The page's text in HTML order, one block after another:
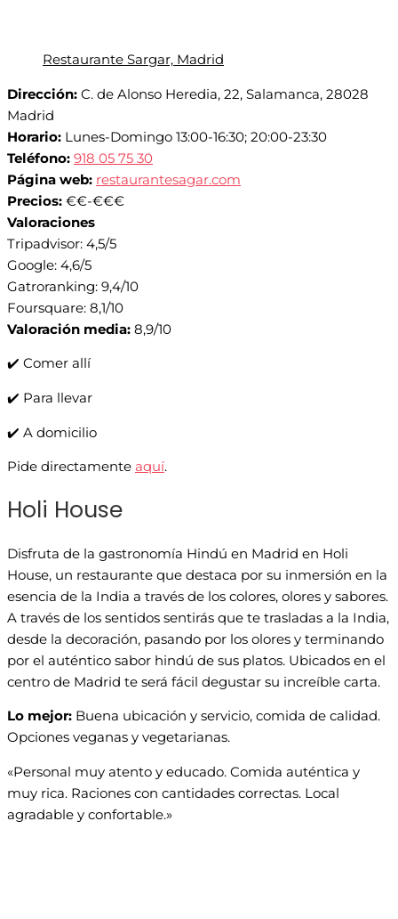
Restaurante Sargar, Madrid
Dirección: C. de Alonso Heredia, 22, Salamanca, 28028
Madrid
Horario: Lunes-Domingo 13:00-16:30; 20:00-23:30
Teléfono: 918 05 75 30
Página web: restaurantesagar.com
Precios: €€-€€€
Valoraciones
Tripadvisor: 4,5/5
Google: 4,6/5
Gatroranking: 9,4/10
Foursquare: 8,1/10
Valoración media: 8,9/10
✔️ Comer allí
✔️ Para llevar
✔️ A domicilio
Pide directamente aquí.
Holi House
Disfruta de la gastronomía Hindú en Madrid en Holi
House, un restaurante que destaca por su inmersión en la
esencia de la India a través de los colores, olores y sabores.
A través de los sentidos sentirás que te trasladas a la India,
desde la decoración, pasando por los olores y terminando
por el auténtico sabor hindú de sus platos. Ubicados en el
centro de Madrid te será fácil degustar su increíble carta.
Lo mejor: Buena ubicación y servicio, comida de calidad.
Opciones veganas y vegetarianas.
«Personal muy atento y educado. Comida auténtica y
muy rica. Raciones con cantidades correctas. Local
agradable y confortable.»